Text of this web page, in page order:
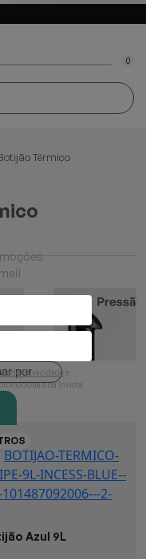
0
Térmico
por
Azul 9L
de Privacidadee
da Invicta